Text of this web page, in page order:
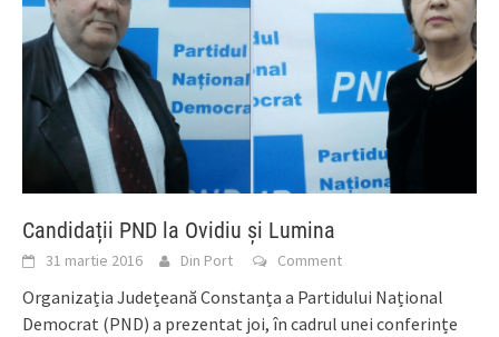
Candidații PND la Ovidiu și Lumina
31 martie 2016 Din Port Comment
Organizația Județeană Constanța a Partidului Național
Democrat (PND) a prezentat joi, în cadrul unei conferințe